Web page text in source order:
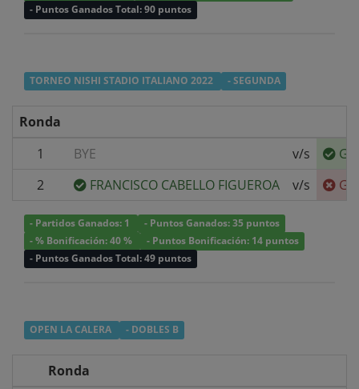
- Puntos Ganados Total: 90 puntos
TORNEO NISHI STADIO ITALIANO 2022 - SEGUNDA
Ronda
1
BYE v/s
2
FRANCISCO CABELLO FIGUEROA v/s
- Partidos Ganados: 1
- Puntos Ganados: 35 puntos
- % Bonificación: 40 %
- Puntos Bonificación: 14 puntos
- Puntos Ganados Total: 49 puntos
OPEN LA CALERA - DOBLES B
Ronda